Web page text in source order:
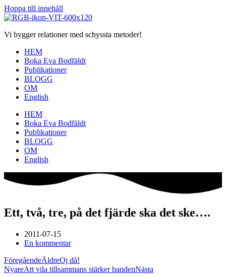
Hoppa till innehåll
Vi bygger relationer med schyssta metoder!
HEM
Boka Eva Bodfäldt
Publikationer
BLOGG
OM
English
HEM
Boka Eva Bodfäldt
Publikationer
BLOGG
OM
English
Ett, två, tre, på det fjärde ska det ske….
2011-07-15
En kommentar
FöregåendeÄldreOj då!
NyareAtt vila tillsammans stärker bandenNästa